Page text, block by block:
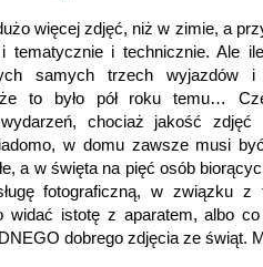
więcej zdjęć, niż w zimie, a
i tematycznie i technicznie. Ale
samych trzech wyjazdów i
że to było pół roku temu…
chociaż jakość zdjęć
w domu zawsze musi
a w święta na pięć osób
fotograficzną, w związku
widać istotę z aparatem, albo
dobrego zdjęcia ze świąt.